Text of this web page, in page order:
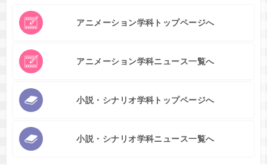
アニメーション学科トップページへ
アニメーション学科ニュース一覧へ
小説・シナリオ学科トップページへ
小説・シナリオ学科ニュース一覧へ